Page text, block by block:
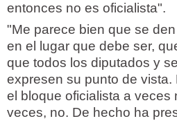
entonces no es oficialista".
"Me parece bien que se
en el lugar que debe ser,
que todos los diputados y
expresen su punto de vista.
el bloque oficialista a veces
veces, no. De hecho ha